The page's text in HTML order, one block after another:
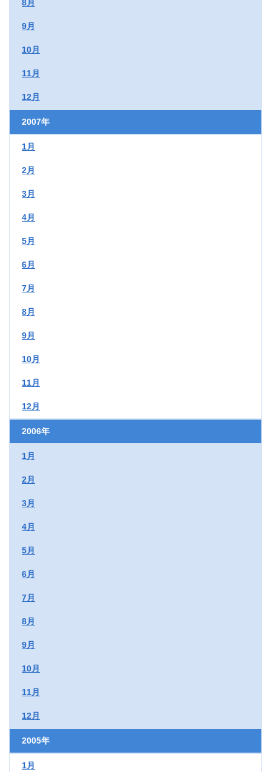
8月
9月
10月
11月
12月
2007年
1月
2月
3月
4月
5月
6月
7月
8月
9月
10月
11月
12月
2006年
1月
2月
3月
4月
5月
6月
7月
8月
9月
10月
11月
12月
2005年
1月